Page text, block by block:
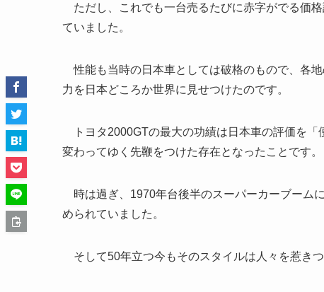
ただし、これでも一台売るたびに赤字がでる価
ていました。
性能も当時の日本車としては破格のもので、各
力を日本どころか世界に見せつけたのです。
トヨタ2000GTの最大の功績は日本車の評価を「
変わってゆく先鞭をつけた存在となったことです。
時は過ぎ、1970年台後半のスーパーカーブーム
められていました。
そして50年立つ今もそのスタイルは人々を惹きつ